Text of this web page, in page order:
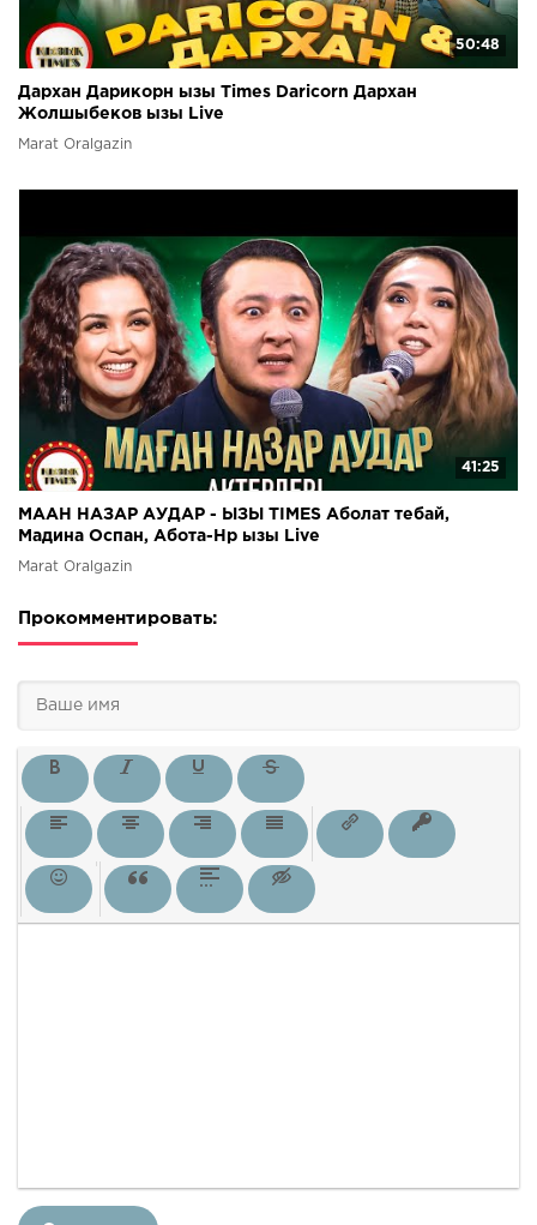
50:48
Дархан Дарикорн ызы Times Daricorn Дархан
Жолшыбеков ызы Live
Marat Oralgazin
41:25
МААН НАЗАР АУДАР - ЫЗЫ TIMES Аболат тебай,
Мадина Оспан, Абота-Нр ызы Live
Marat Oralgazin
Прокомментировать: